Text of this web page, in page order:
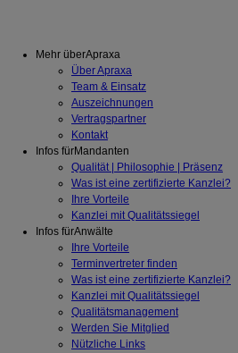
Mehr überApraxa
Über Apraxa
Team & Einsatz
Auszeichnungen
Vertragspartner
Kontakt
Infos fürMandanten
Qualität | Philosophie | Präsenz
Was ist eine zertifizierte Kanzlei?
Ihre Vorteile
Kanzlei mit Qualitätssiegel
Infos fürAnwälte
Ihre Vorteile
Terminvertreter finden
Was ist eine zertifizierte Kanzlei?
Kanzlei mit Qualitätssiegel
Qualitätsmanagement
Werden Sie Mitglied
Nützliche Links